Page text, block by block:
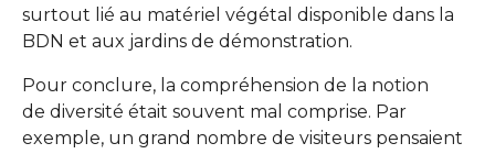
surtout lié au matériel végétal disponible dans la
BDN et aux jardins de démonstration.
Pour conclure, la compréhension de la notion
de diversité était souvent mal comprise. Par
exemple, un grand nombre de visiteurs pensaient